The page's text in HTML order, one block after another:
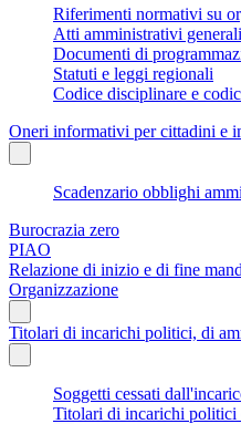
Riferimenti normativi su
Atti amministrativi generali
Documenti di
Statuti e leggi regionali
Codice disciplinare e
Oneri informativi per cittadini e
Scadenzario obblighi
Burocrazia zero
PIAO
Relazione di inizio e di fine
Organizzazione
Titolari di incarichi politici, di
Soggetti cessati
Titolari di incarichi politici